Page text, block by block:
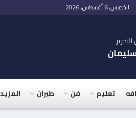
الخميس, 6 أغسطس, 2026
تعليم فن طيران المزيد